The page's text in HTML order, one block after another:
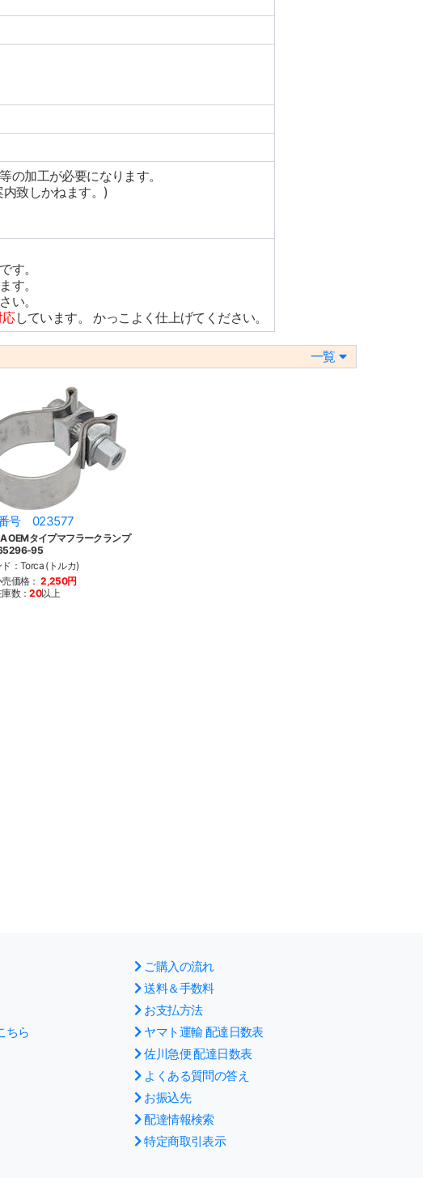
の加工が必要になります。
致しかねます。)
す。
す。
い。
しています。 かっこよく仕上げてください。
一覧
号 023577
OEMタイプマフラークランプ
95
：Torca (トルカ)
価格： 2,250円
数：20以上
ちら
ご購入の流れ
送料＆手数料
お支払方法
ヤマト運輸 配達日数表
佐川急便 配達日数表
よくある質問の答え
お振込先
配達情報検索
特定商取引表示